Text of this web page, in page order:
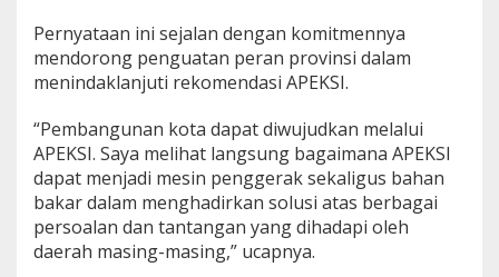
Pernyataan ini sejalan dengan komitmennya
mendorong penguatan peran provinsi dalam
menindaklanjuti rekomendasi APEKSI.
“Pembangunan kota dapat diwujudkan melalui
APEKSI. Saya melihat langsung bagaimana APEKSI
dapat menjadi mesin penggerak sekaligus bahan
bakar dalam menghadirkan solusi atas berbagai
persoalan dan tantangan yang dihadapi oleh
daerah masing-masing,” ucapnya.